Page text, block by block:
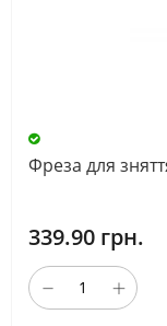
Фреза для
339.90 грн.